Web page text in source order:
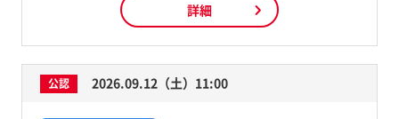
詳細
公認 2026.09.12（土）11:00